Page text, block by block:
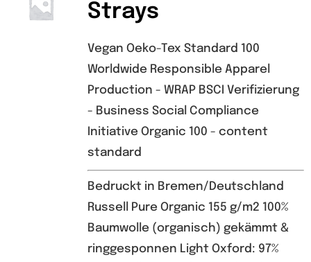
Die
können
auf
der
Produktseite
gewählt
werden
Strays
Vegan Oeko-Tex Standard 100
Worldwide Responsible Apparel
Production - WRAP BSCI Verifizierung
- Business Social Compliance
Initiative Organic 100 - content
standard
Bedruckt in Bremen/Deutschland
Russell Pure Organic 155 g/m2 100%
Baumwolle (organisch) gekämmt &
ringgesponnen Light Oxford: 97%